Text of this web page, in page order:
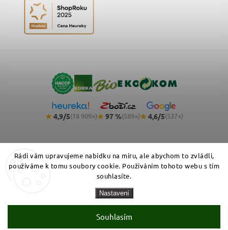
Rádi vám upravujeme nabídku na míru, ale abychom to zvládli,
používáme k tomu soubory cookie. Používáním tohoto webu s tím
souhlasíte.
Nastavení
Souhlasím
★4,9/5(18 909×)★97 %(589×)★4,6/5(537×)
NemeckyEshop.cz - kvalitní německá drogerie,
. Všechna práva vyhrazena.